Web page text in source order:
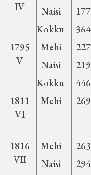
IV
Naisi
177
Kokku
364
1795
V
Mehi 227
Naisi
219
Kokku
446
1811
VI
Mehi 269
1816
VII
Mehi 263
Naisi
294